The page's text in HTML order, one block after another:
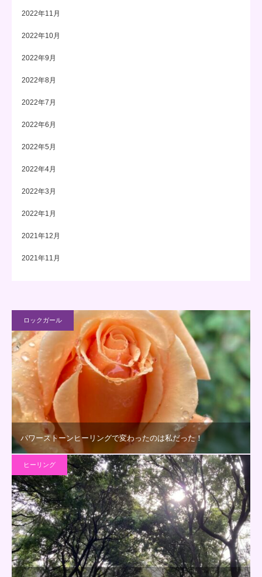
2022年11月
2022年10月
2022年9月
2022年8月
2022年7月
2022年6月
2022年5月
2022年4月
2022年3月
2022年1月
2021年12月
2021年11月
ロックガール
パワーストーンヒーリングで変わったのは私だった！
ヒーリング